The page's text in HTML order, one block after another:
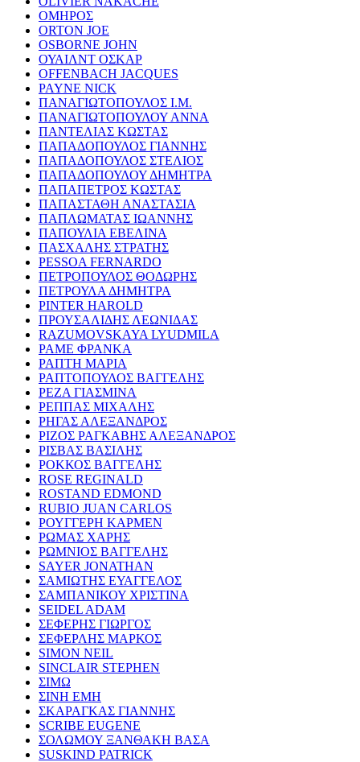
ΟΜΗΡΟΣ
ORTON JOE
OSBORNE JOHN
ΟΥΑΙΛΝΤ ΟΣΚΑΡ
OFFENBACH JACQUES
PAYNE NICK
ΠΑΝΑΓΙΩΤΟΠΟΥΛΟΣ Ι.Μ.
ΠΑΝΑΓΙΩΤΟΠΟΥΛΟΥ ΑΝΝΑ
ΠΑΝΤΕΛΙΑΣ ΚΩΣΤΑΣ
ΠΑΠΑΔΟΠΟΥΛΟΣ ΓΙΑΝΝΗΣ
ΠΑΠΑΔΟΠΟΥΛΟΣ ΣΤΕΛΙΟΣ
ΠΑΠΑΔΟΠΟΥΛΟΥ ΔΗΜΗΤΡΑ
ΠΑΠΑΠΕΤΡΟΣ ΚΩΣΤΑΣ
ΠΑΠΑΣΤΑΘΗ ΑΝΑΣΤΑΣΙΑ
ΠΑΠΛΩΜΑΤΑΣ ΙΩΑΝΝΗΣ
ΠΑΠΟΥΛΙΑ ΕΒΕΛΙΝΑ
ΠΑΣΧΑΛΗΣ ΣΤΡΑΤΗΣ
PESSOA FERNARDO
ΠΕΤΡΟΠΟΥΛΟΣ ΘΟΔΩΡΗΣ
ΠΕΤΡΟΥΛΑ ΔΗΜΗΤΡΑ
PINTER HAROLD
ΠΡΟΥΣΑΛΙΔΗΣ ΛΕΩΝΙΔΑΣ
RAZUMOVSKAYA LYUDMILA
ΡΑΜΕ ΦΡΑΝΚΑ
ΡΑΠΤΗ ΜΑΡΙΑ
ΡΑΠΤΟΠΟΥΛΟΣ ΒΑΓΓΕΛΗΣ
ΡΕΖΑ ΓΙΑΣΜΙΝΑ
ΡΕΠΠΑΣ ΜΙΧΑΛΗΣ
ΡΗΓΑΣ ΑΛΕΞΑΝΔΡΟΣ
ΡΙΖΟΣ ΡΑΓΚΑΒΗΣ ΑΛΕΞΑΝΔΡΟΣ
ΡΙΣΒΑΣ ΒΑΣΙΛΗΣ
ΡΟΚΚΟΣ ΒΑΓΓΕΛΗΣ
ROSE REGINALD
ROSTAND EDMOND
RUBIO JUAN CARLOS
ΡΟΥΓΓΕΡΗ ΚΑΡΜΕΝ
ΡΩΜΑΣ ΧΑΡΗΣ
ΡΩΜΝΙΟΣ ΒΑΓΓΕΛΗΣ
SAYER JONATHAN
ΣΑΜΙΩΤΗΣ ΕΥΑΓΓΕΛΟΣ
ΣΑΜΠΑΝΙΚΟΥ ΧΡΙΣΤΙΝΑ
SEIDEL ADAM
ΣΕΦΕΡΗΣ ΓΙΩΡΓΟΣ
ΣΕΦΕΡΛΗΣ ΜΑΡΚΟΣ
SIMON NEIL
SINCLAIR STEPHEN
ΣΙΜΩ
ΣΙΝΗ ΕΜΗ
ΣΚΑΡΑΓΚΑΣ ΓΙΑΝΝΗΣ
SCRIBE EUGENE
ΣΟΛΩΜΟΥ ΞΑΝΘΑΚΗ ΒΑΣΑ
SUSKIND PATRICK